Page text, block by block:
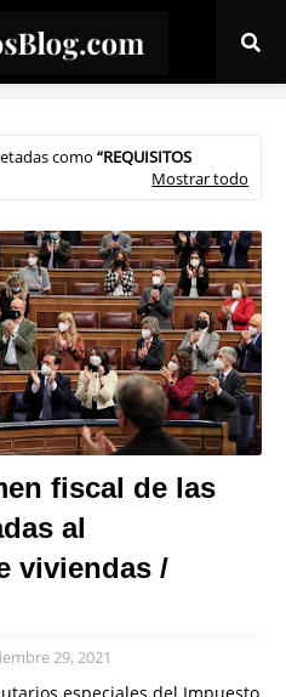
como REQUISITOS
Mostrar todo
fiscal de las
al
viviendas /
29, 2021